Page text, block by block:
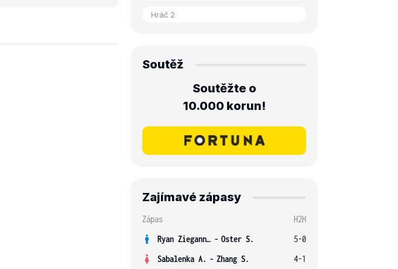
Soutěž
Soutěžte o
10.000 korun!
Zajímavé zápasy
Zápas
H2H
Ryan Ziegann S. - Oster S.
5-0
Sabalenka A. - Zhang S.
4-1